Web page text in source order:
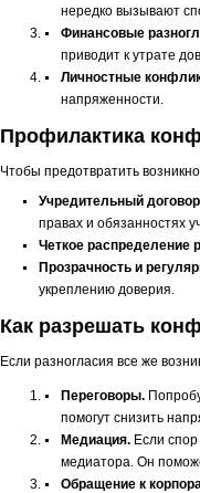
нередко вызывают
Финансовые
приводит к утрате
Личностные
напряженности.
Профилактика
Чтобы предотвратить
Учредительный
правах и обязанностях
Четкое распределение
Прозрачность и
укреплению доверия.
Как разрешать
Если разногласия все же
Переговоры.
помогут снизить
Медиация. Если
медиатора. Он
Обращение к